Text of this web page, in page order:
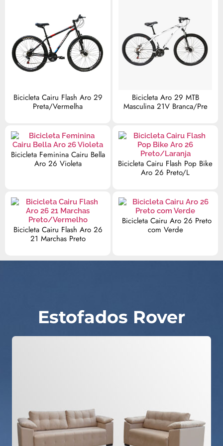
Bicicleta Cairu Flash Aro 29
Preta/Vermelha
Bicicleta Aro 29 MTB
Masculina 21V Branca/Pre
Bicicleta Feminina Cairu Bella
Aro 26 Violeta
Bicicleta Cairu Flash Pop Bike
Aro 26 Preto/L
Bicicleta Cairu Flash Aro 26
21 Marchas Preto
Bicicleta Cairu Aro 26 Preto
com Verde
Estofados Rover